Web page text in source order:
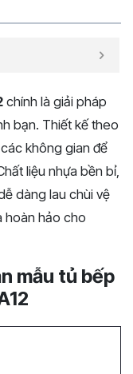
chính là giải pháp
bạn. Thiết kế theo
không gian để
liệu nhựa bền bỉ,
dàng lau chùi vệ
hoàn hảo cho
mẫu tủ bếp